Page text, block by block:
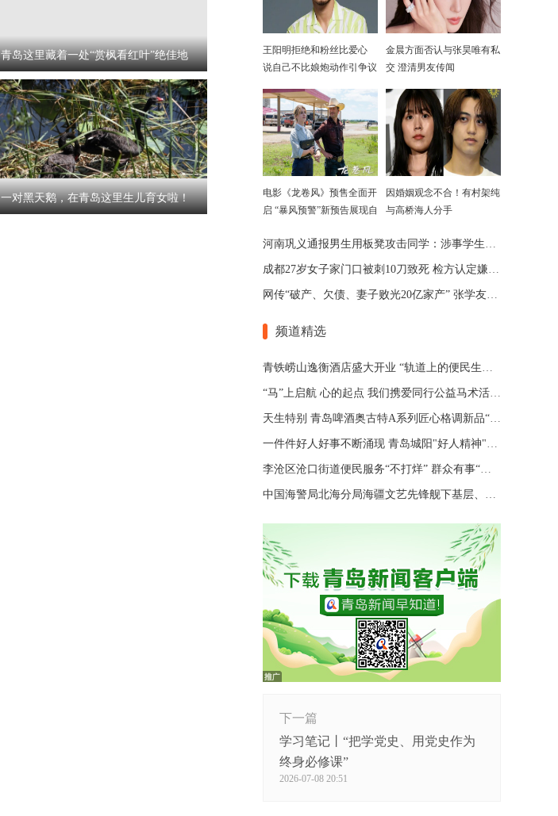
青岛这里藏着一处“赏枫看红叶”绝佳地
一对黑天鹅，在青岛这里生儿育女啦！
王阳明拒绝和粉丝比爱心
说自己不比娘炮动作引争议
金晨方面否认与张昊唯有私
交 澄清男友传闻
电影《龙卷风》预售全面开
启 “暴风预警”新预告展现自
因婚姻观念不合！有村架纯
与高桥海人分手
河南巩义通报男生用板凳攻击同学：涉事学生已被劝退
成都27岁女子家门口被刺10刀致死 检方认定嫌犯患精神分裂
网传“破产、欠债、妻子败光20亿家产” 张学友回应了
频道精选
青铁崂山逸衡酒店盛大开业 “轨道上的便民生活圈”渐行渐近
“马”上启航 心的起点 我们携爱同行公益马术活动 在青岛博洋马术俱乐部举办
天生特别 青岛啤酒奥古特A系列匠心格调新品“特别”登场
一件件好人好事不断涌现 青岛城阳"好人精神"擦亮城市文明底色
李沧区沧口街道便民服务“不打烊” 群众有事“随时办”
中国海警局北海分局海疆文艺先锋舰下基层、进码头、上海岛巡演
下一篇
学习笔记丨“把学党史、用党史作为
终身必修课”
2026-07-08 20:51